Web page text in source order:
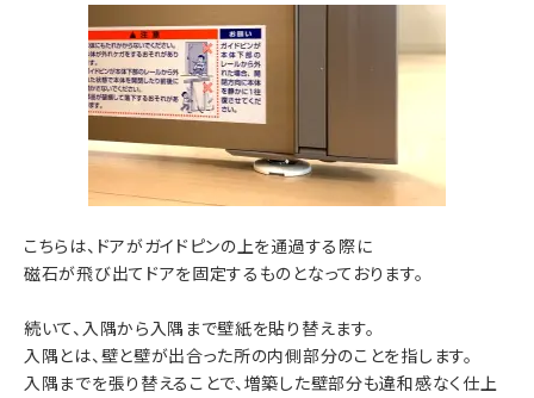
こちらは、ドアがガイドピンの上を通過する際に
磁石が飛び出てドアを固定するものとなっております。
続いて、入隅から入隅まで壁紙を貼り替えます。
入隅とは、壁と壁が出合った所の内側部分のことを指します。
入隅までを張り替えることで、増築した壁部分も違和感なく仕上